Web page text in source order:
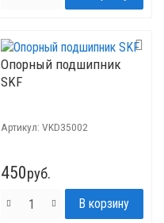
Опорный подшипник
SKF
Артикул: VKD35002
450руб.